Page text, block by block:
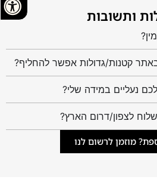
ותשובות
קטנות/גדולות אפשר להחליף?
לצפון/דרום הארץ?
מוזמן לרשום לנו